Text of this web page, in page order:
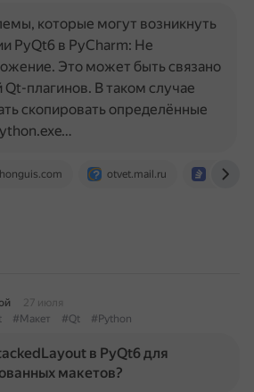
otvet.mail.ru
которые могут возникнуть
PyQt6 в PyCharm: Не
Это может быть связано
Qt-плагинов. В таком случае
скопировать определённые
27 июля
#Макет #Qt #Python
в PyQt6 для
макетов?